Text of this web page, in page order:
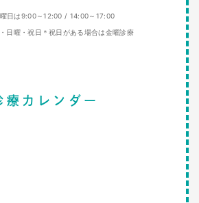
日は9:00～12:00 / 14:00～17:00
日曜・祝日＊祝日がある場合は金曜診療
療カレンダー